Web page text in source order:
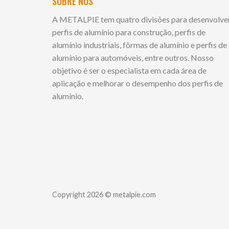
A METALPIE tem quatro divisões para
perfis de alumínio para construção, perfis de
alumínio industriais, fôrmas de alumínio e perfis de
alumínio para automóveis, entre outros. Nosso
objetivo é ser o especialista em cada área de
aplicação e melhorar o desempenho dos perfis de
alumínio.
Copyright 2026 © metalpie.com